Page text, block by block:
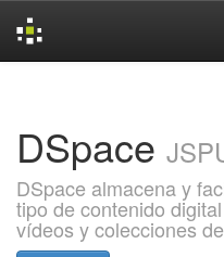
DSpace
DSpace almacena y
tipo de contenido
vídeos y colecciones